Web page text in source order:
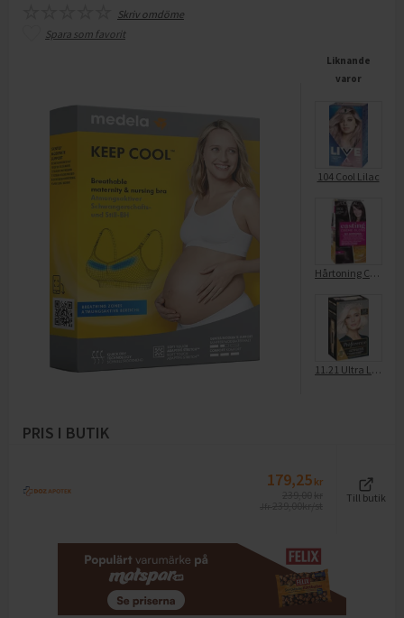
Skriv omdöme
Spara som favorit
Liknande
varor
104 Cool Lilac
Hårtoning Casting Crème Gloss Cool Dark Brown 3102
11.21 Ultra Light Extra Light Cool Crystal Blonde
PRIS I BUTIK
179,25 kr
Till butik